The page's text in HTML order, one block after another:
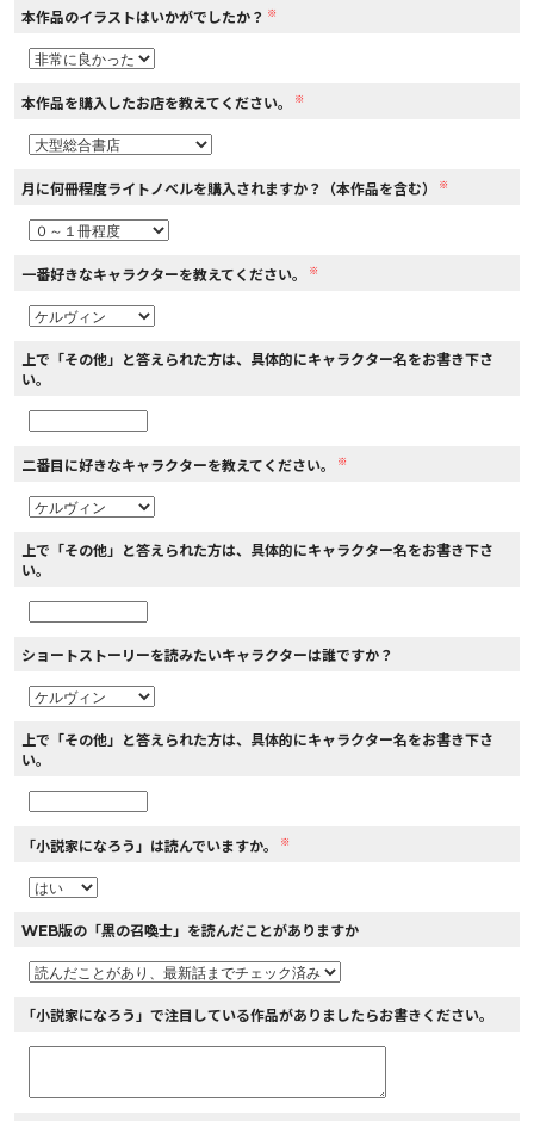
閉じる
本作品のイラストはいかがでしたか？ ※
本作品を購入したお店を教えてください。 ※
月に何冊程度ライトノベルを購入されますか？（本作品を含む） ※
一番好きなキャラクターを教えてください。 ※
上で「その他」と答えられた方は、具体的にキャラクター名をお書き下さ
い。
二番目に好きなキャラクターを教えてください。 ※
上で「その他」と答えられた方は、具体的にキャラクター名をお書き下さ
い。
ショートストーリーを読みたいキャラクターは誰ですか？
上で「その他」と答えられた方は、具体的にキャラクター名をお書き下さ
い。
「小説家になろう」は読んでいますか。 ※
WEB版の「黒の召喚士」を読んだことがありますか
「小説家になろう」で注目している作品がありましたらお書きください。